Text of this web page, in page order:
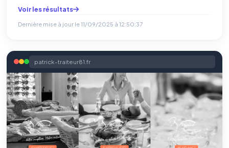
Voir les résultats
Dernière mise à jour le11/09/2025 à 12:50:37
patrick-traiteur81.fr